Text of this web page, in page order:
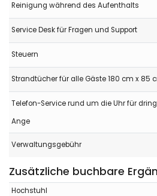
Reinigung während des Aufenthalts
Service Desk für Fragen und Support
Steuern
Strandtücher für alle Gäste 180 cm x 85
Telefon-Service rund um die Uhr für
Ange
Verwaltungsgebühr
Zusätzliche buchbare
Hochstuhl